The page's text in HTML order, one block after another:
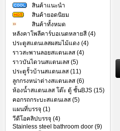
สินค้าแนะนำ
สินค้ายอดนิยม
สินค้าทั้งหมด
หลังคาโพลีคาร์บอเนตหลายสี (4)
ประตูสแตนเลสผสมไม้แดง (4)
ราวสะพานลอยสแตนเลส (4)
ราวบันไดวนสแตนเลส (5)
ประตูรั้วบ้านสแตนเลส (11)
ลูกกรงหน่าต่างสแตนเลส (6)
ห้องน้ำสแตนเลส โต๊ะ ตู้ ชั้นBJS (15)
คอกรถกระบะสแตนเลส (5)
แผนที่บรรจุ (1)
วีดีโอคลิปบรรจุ (4)
Stainless steel bathroom door (9)